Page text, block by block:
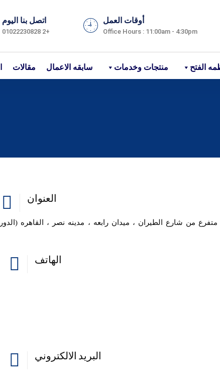
أوقات العمل
Office Hours : 11:00am - 4:30pm
اتصل بنا اليوم
+2 01022230828
الفتح منتجات وخدمات سابقه الاعمال مقالات
العنوان
متفرع من شارع الطيران ، ميدان رابعه ، مدينه نصر ، القاهره (الدور
الهاتف
البريد الالكتروني